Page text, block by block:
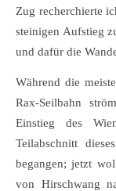
Zug recherchierte
steinigen Aufstieg
und dafür die
Während die
Rax-Seilbahn
Einstieg des
Teilabschnitt
begangen; jetzt
von Hirschwang